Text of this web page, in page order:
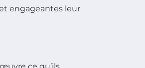
engageantes leur